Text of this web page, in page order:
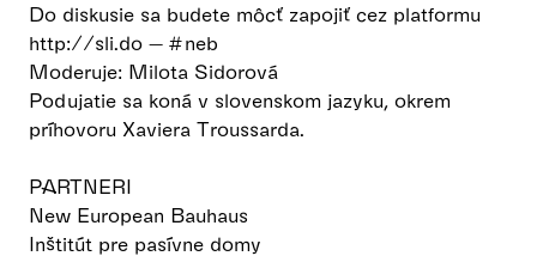
Do diskusie sa budete môcť zapojiť cez platformu
http://sli.do — #neb
Moderuje: Milota Sidorová
Podujatie sa koná v slovenskom jazyku, okrem
príhovoru Xaviera Troussarda.
PARTNERI
New European Bauhaus
Inštitút pre pasívne domy